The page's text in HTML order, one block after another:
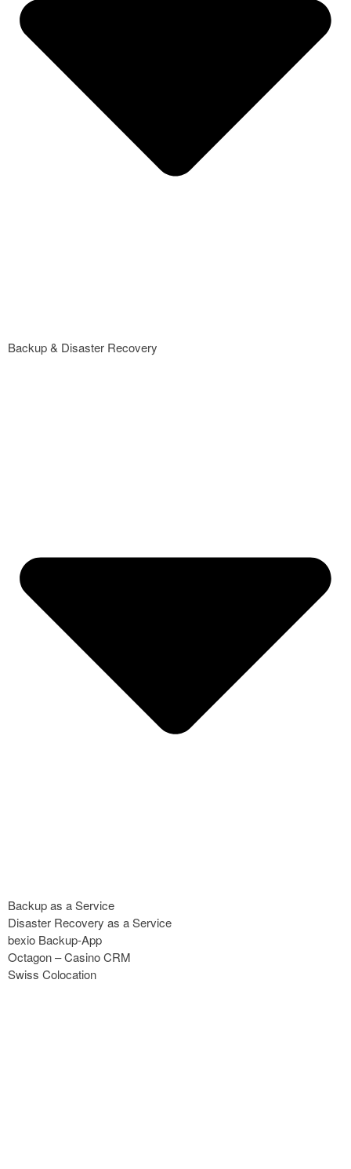
Backup & Disaster Recovery
Backup as a Service
Disaster Recovery as a Service
bexio Backup-App
Octagon – Casino CRM
Swiss Colocation